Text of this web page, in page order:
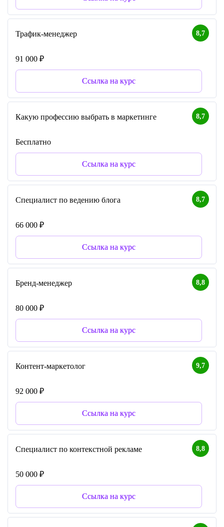
8,7
Трафик-менеджер
91 000 ₽
Ссылка на курс
8,7
Какую профессию выбрать в маркетинге
Бесплатно
Ссылка на курс
8,7
Специалист по ведению блога
66 000 ₽
Ссылка на курс
8,8
Бренд-менеджер
80 000 ₽
Ссылка на курс
9,7
Контент-маркетолог
92 000 ₽
Ссылка на курс
8,8
Специалист по контекстной рекламе
50 000 ₽
Ссылка на курс